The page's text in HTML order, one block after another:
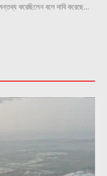
করেছিলেন বলে দাবি করেছে...